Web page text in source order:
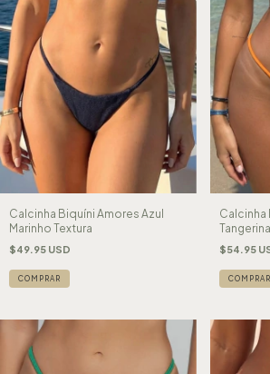
Calcinha Biquíni Amores Azul
Marinho Textura
$49.95 USD
COMPRAR
Calcinha
$54.95
COMPRAR